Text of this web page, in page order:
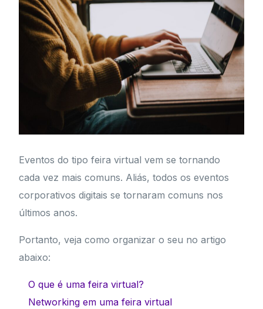
Eventos do tipo feira virtual vem se tornando
cada vez mais comuns. Aliás, todos os eventos
corporativos digitais se tornaram comuns nos
últimos anos.
Portanto, veja como organizar o seu no artigo
abaixo:
O que é uma feira virtual?
Networking em uma feira virtual